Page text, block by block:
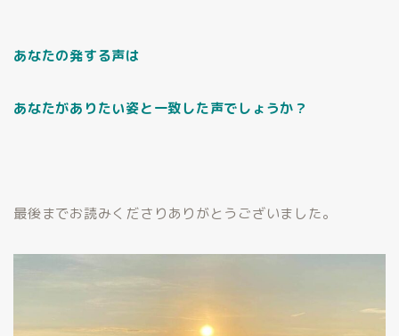
あなたの発する声は
あなたがありたい姿と一致した声でしょうか？
最後までお読みくださりありがとうございました。